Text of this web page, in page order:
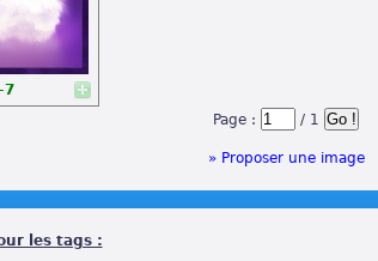
Page :
/ 1
» Proposer une image
les tags :